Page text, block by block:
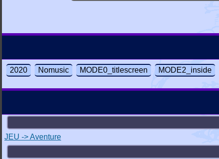
2020 Nomusic MODE0_titlescreen MODE2_inside
JEU -> Aventure